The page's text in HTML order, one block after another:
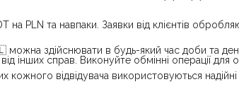
PLN та навпаки. Заявки від клієнтів
можна здійснювати в будь-який час доби та
інших справ. Виконуйте обмінні операції
кожного відвідувача використовуються